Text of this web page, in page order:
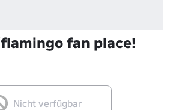
fan place!
Nicht verfügbar